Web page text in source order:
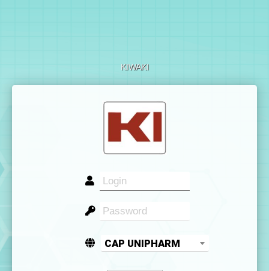
KIWAKI
CAP UNIPHARM